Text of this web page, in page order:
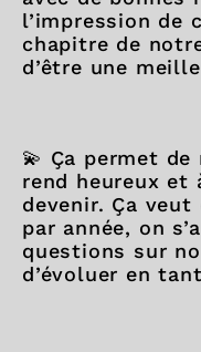
l’impression de
chapitre de
d’être une
💫 Ça permet
rend heureux et
devenir. Ça veut
par année, on
questions sur
d’évoluer en